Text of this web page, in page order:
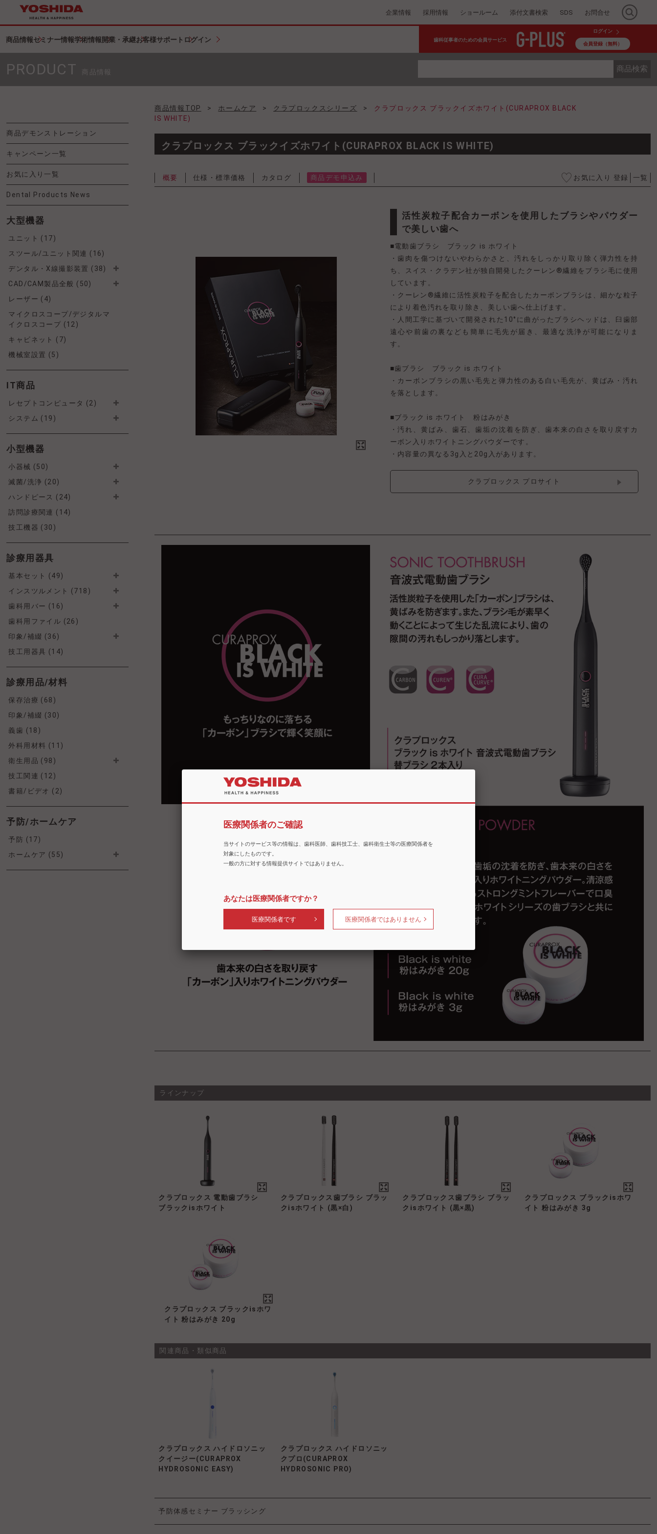
企業情報 採用情報 ショールーム 添付文書検索 SDS お問合せ
商品情報セミナー情報学術情報開業・承継お客様サポート ログイン 歯科従事者のための会員サービス
ログイン
会員登録（無料）
PRODUCT 商品情報 商品検索
商品デモンストレーション
キャンペーン一覧
お気に入り一覧
Dental Products News
大型機器
ユニット (17)
スツール/ユニット関連 (16)
デンタル・X線撮影装置 (38)
CAD/CAM製品全般 (50)
レーザー (4)
マイクロスコープ/デジタルマ
イクロスコープ (12)
キャビネット (7)
機械室設置 (5)
IT商品
レセプトコンピュータ (2)
システム (19)
小型機器
小器械 (50)
滅菌/洗浄 (20)
ハンドピース (24)
訪問診療関連 (14)
技工機器 (30)
診療用器具
基本セット (49)
インスツルメント (718)
歯科用バー (16)
歯科用ファイル (26)
印象/補綴 (36)
技工用器具 (14)
診療用品/材料
保存治療 (68)
印象/補綴 (30)
義歯 (18)
外科用材料 (11)
衛生用品 (98)
技工関連 (12)
書籍/ビデオ (2)
予防/ホームケア
予防 (17)
ホームケア (55)
商品情報TOP > ホームケア > クラプロックスシリーズ >
クラプロックス ブラックイズホワイト(CURAPROX BLACK
IS WHITE)
クラプロックス ブラックイズホワイト(CURAPROX BLACK IS WHITE)
概要 仕様・標準価格 カタログ 商品デモ申込み お気に入り 登録 一覧
活性炭粒子配合カーボンを使用したブラシやパウダー
で美しい歯へ
■電動歯ブラシ ブラック is ホワイト
・歯肉を傷つけないやわらかさと、汚れをしっかり取り除く弾力性を持
ち、スイス・クラデン社が独自開発したクーレン®繊維をブラシ毛に使用
しています。
・クーレン®繊維に活性炭粒子を配合したカーボンブラシは、細かな粒子
により着色汚れを取り除き、美しい歯へ仕上げます。
・人間工学に基づいて開発された10°に曲がったブラシヘッドは、臼歯部
遠心や前歯の裏なども簡単に毛先が届き、最適な洗浄が可能になりま
す。
■歯ブラシ ブラック is ホワイト
・カーボンブラシの黒い毛先と弾力性のある白い毛先が、黄ばみ・汚れ
を落とします。
■ブラック is ホワイト 粉はみがき
・汚れ、黄ばみ、歯石、歯垢の沈着を防ぎ、歯本来の白さを取り戻すカ
ーボン入りホワイトニングパウダーです。
・内容量の異なる3g入と20g入があります。
クラプロックス プロサイト
ラインナップ
クラプロックス 電動歯ブラシ
ブラックisホワイト
クラプロックス歯ブラシ ブラッ
クisホワイト (黒×白)
クラプロックス歯ブラシ ブラッ
クisホワイト (黒×黒)
クラプロックス ブラックisホワ
イト 粉はみがき 3g
クラプロックス ブラックisホワ
イト 粉はみがき 20g
関連商品・類似商品
クラプロックス ハイドロソニッ
クイージー(CURAPROX
HYDROSONIC EASY)
クラプロックス ハイドロソニッ
クプロ(CURAPROX
HYDROSONIC PRO)
予防体感セミナー ブラッシング
医療関係者のご確認
当サイトのサービス等の情報は、歯科医師、歯科技工士、歯科衛生士等の医療関係者を
対象にしたものです。
一般の方に対する情報提供サイトではありません。
あなたは医療関係者ですか？
医療関係者です 医療関係者ではありません